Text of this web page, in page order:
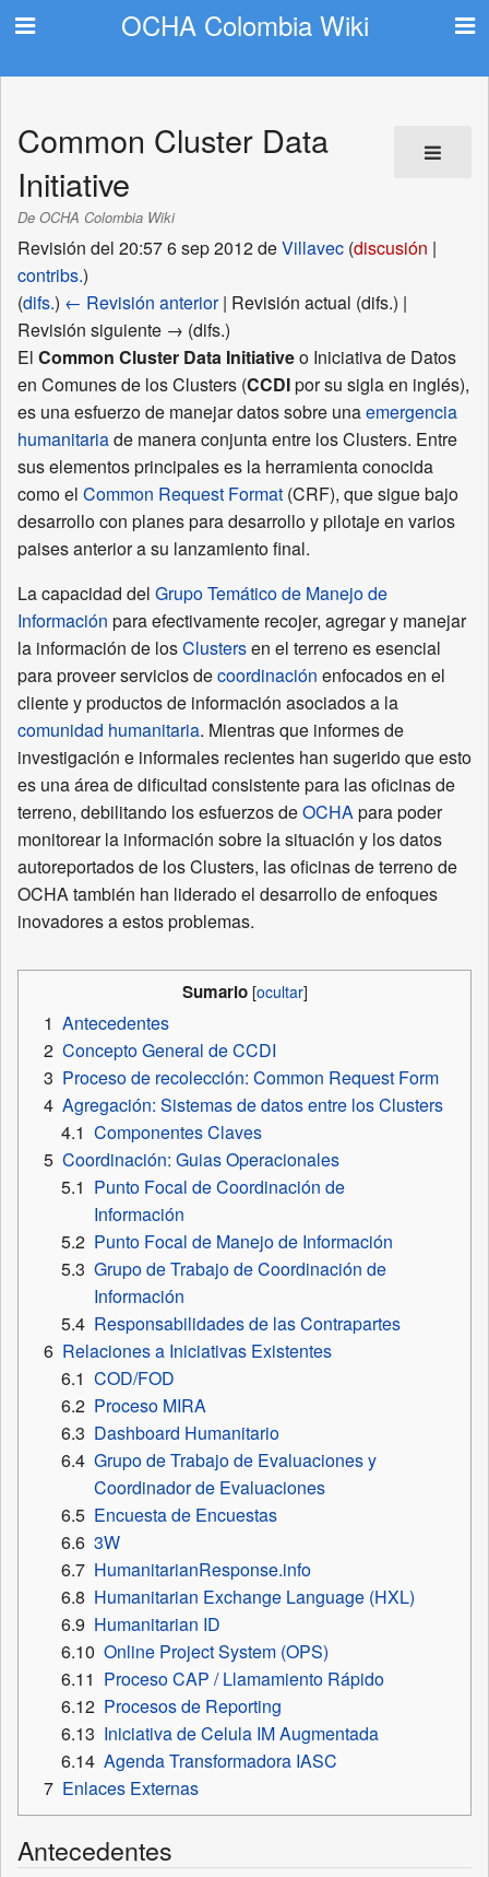
OCHA Colombia Wiki
Common Cluster Data
Initiative
De OCHA Colombia Wiki
Revisión del 20:57 6 sep 2012 deVillavec (discusión |
contribs.)
(difs.) ← Revisión anterior| Revisión actual (difs.) |
Revisión siguiente → (difs.)
El Common Cluster Data Initiativeo Iniciativa de Datos
en Comunes de los Clusters (CCDIpor su sigla en inglés),
es una esfuerzo de manejar datos sobre unaemergencia
humanitariade manera conjunta entre los Clusters. Entre
sus elementos principales es la herramienta conocida
como el Common Request Format (CRF), que sigue bajo
desarrollo con planes para desarrollo y pilotaje en varios
paises anterior a su lanzamiento final.
La capacidad del Grupo Temático de Manejo de
Información para efectivamente recojer, agregar y manejar
la información de losClustersen el terreno es esencial
para proveer servicios decoordinación enfocados en el
cliente y productos de información asociados a la
comunidad humanitaria. Mientras que informes de
investigación e informales recientes han sugerido que esto
es una área de dificultad consistente para las oficinas de
terreno, debilitando los esfuerzos deOCHApara poder
monitorear la información sobre la situación y los datos
autoreportados de los Clusters, las oficinas de terreno de
OCHA también han liderado el desarrollo de enfoques
inovadores a estos problemas.
Sumario
1 Antecedentes
2 Concepto General de CCDI
3 Proceso de recolección: Common Request Form
4 Agregación: Sistemas de datos entre los Clusters
4.1 Componentes Claves
5 Coordinación: Guias Operacionales
5.1 Punto Focal de Coordinación de
Información
5.2 Punto Focal de Manejo de Información
5.3 Grupo de Trabajo de Coordinación de
Información
5.4 Responsabilidades de las Contrapartes
6 Relaciones a Iniciativas Existentes
6.1 COD/FOD
6.2 Proceso MIRA
6.3 Dashboard Humanitario
6.4 Grupo de Trabajo de Evaluaciones y
Coordinador de Evaluaciones
6.5 Encuesta de Encuestas
6.6 3W
6.7 HumanitarianResponse.info
6.8 Humanitarian Exchange Language (HXL)
6.9 Humanitarian ID
6.10 Online Project System (OPS)
6.11 Proceso CAP / Llamamiento Rápido
6.12 Procesos de Reporting
6.13 Iniciativa de Celula IM Augmentada
6.14 Agenda Transformadora IASC
7 Enlaces Externas
Antecedentes